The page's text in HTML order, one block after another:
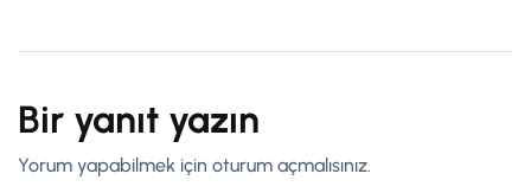
Bir yanıt yazın
Yorum yapabilmek için oturum açmalısınız.